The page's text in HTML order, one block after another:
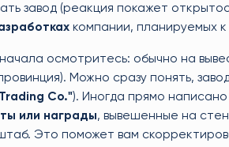
завод (реакция покажет
компании, планируемых к
осмотритесь: обычно на
Можно сразу понять,
Co."). Иногда прямо
или награды, вывешенные на
Это поможет вам